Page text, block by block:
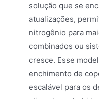
solução que se
atualizações,
nitrogênio para
combinados ou
cresce. Esse
enchimento de
escalável para os